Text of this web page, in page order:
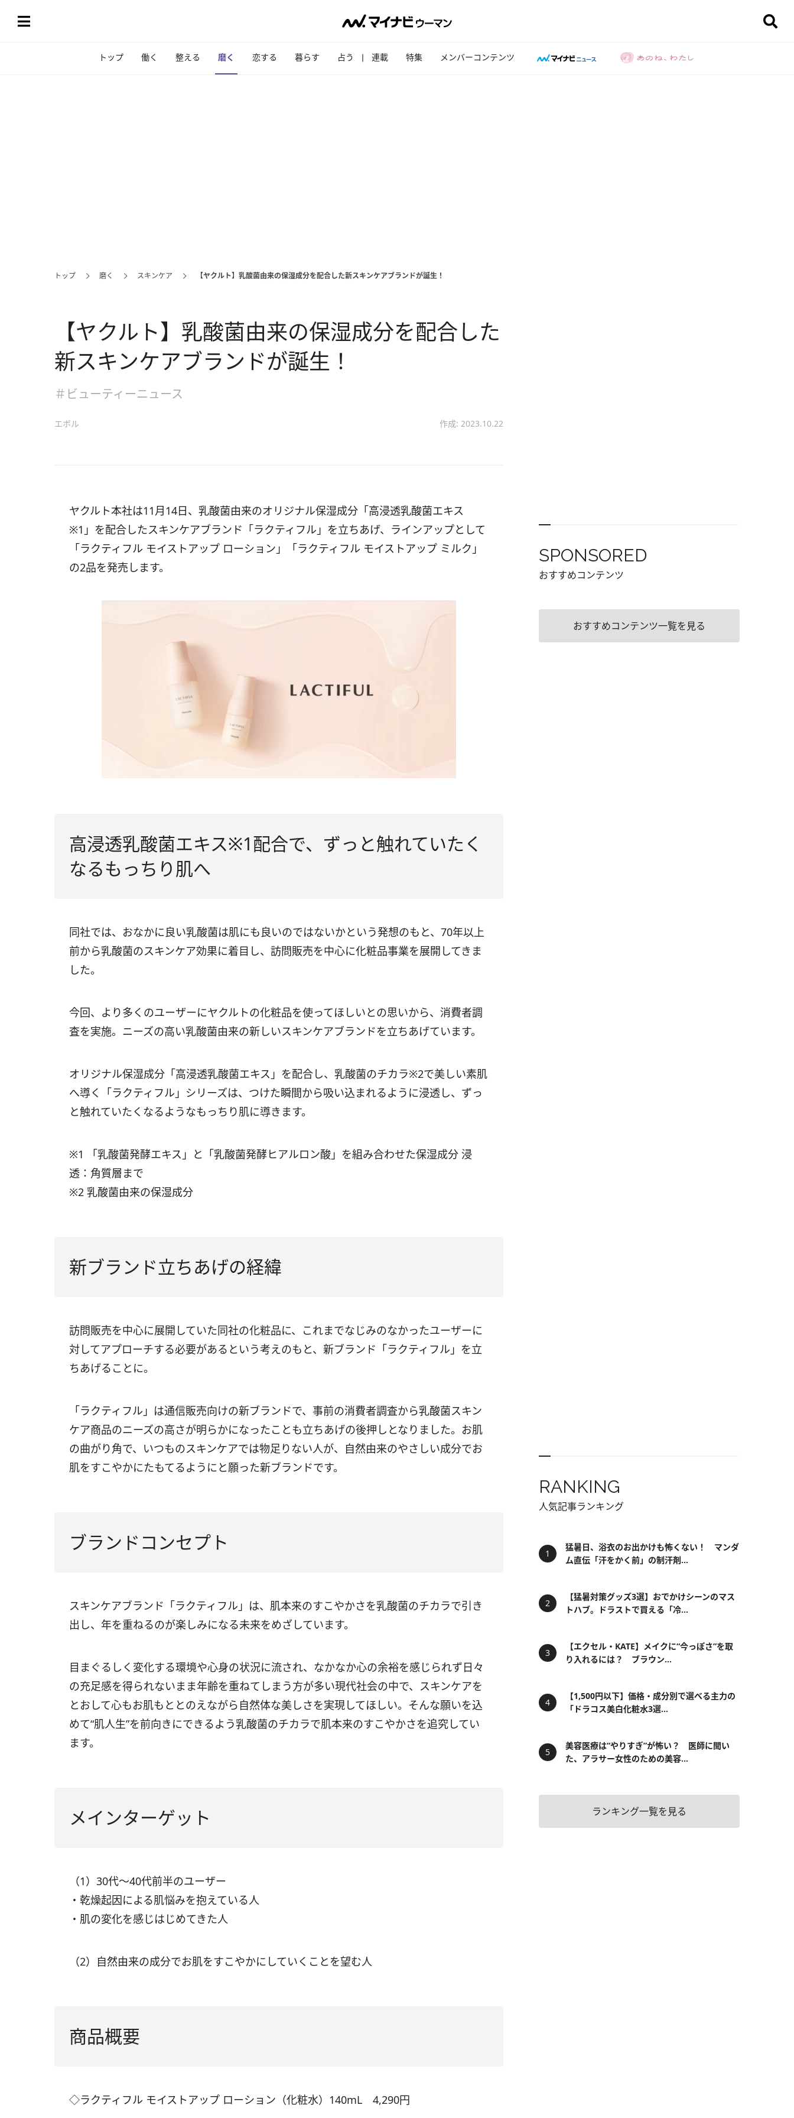
トップ 働く 整える 磨く 恋する 暮らす 占う 連載 特集 メンバーコンテンツ
トップ 磨く スキンケア 【ヤクルト】乳酸菌由来の保湿成分を配合した新スキンケアブランドが誕生！
【ヤクルト】乳酸菌由来の保湿成分を配合した
新スキンケアブランドが誕生！
＃ビューティーニュース
エボル 作成: 2023.10.22
ヤクルト本社は11月14日、乳酸菌由来のオリジナル保湿成分「高浸透乳酸菌エキス
※1」を配合したスキンケアブランド「ラクティフル」を立ちあげ、ラインアップとして
「ラクティフル モイストアップ ローション」「ラクティフル モイストアップ ミルク」
の2品を発売します。
高浸透乳酸菌エキス※1配合で、ずっと触れていたく
なるもっちり肌へ
同社では、おなかに良い乳酸菌は肌にも良いのではないかという発想のもと、70年以上
前から乳酸菌のスキンケア効果に着目し、訪問販売を中心に化粧品事業を展開してきま
した。
今回、より多くのユーザーにヤクルトの化粧品を使ってほしいとの思いから、消費者調
査を実施。ニーズの高い乳酸菌由来の新しいスキンケアブランドを立ちあげています。
オリジナル保湿成分「高浸透乳酸菌エキス」を配合し、乳酸菌のチカラ※2で美しい素肌
へ導く「ラクティフル」シリーズは、つけた瞬間から吸い込まれるように浸透し、ずっ
と触れていたくなるようなもっちり肌に導きます。
※1 「乳酸菌発酵エキス」と「乳酸菌発酵ヒアルロン酸」を組み合わせた保湿成分 浸
透：角質層まで
※2 乳酸菌由来の保湿成分
新ブランド立ちあげの経緯
訪問販売を中心に展開していた同社の化粧品に、これまでなじみのなかったユーザーに
対してアプローチする必要があるという考えのもと、新ブランド「ラクティフル」を立
ちあげることに。
「ラクティフル」は通信販売向けの新ブランドで、事前の消費者調査から乳酸菌スキン
ケア商品のニーズの高さが明らかになったことも立ちあげの後押しとなりました。お肌
の曲がり角で、いつものスキンケアでは物足りない人が、自然由来のやさしい成分でお
肌をすこやかにたもてるようにと願った新ブランドです。
ブランドコンセプト
スキンケアブランド「ラクティフル」は、肌本来のすこやかさを乳酸菌のチカラで引き
出し、年を重ねるのが楽しみになる未来をめざしています。
目まぐるしく変化する環境や心身の状況に流され、なかなか心の余裕を感じられず日々
の充足感を得られないまま年齢を重ねてしまう方が多い現代社会の中で、スキンケアを
とおして心もお肌もととのえながら自然体な美しさを実現してほしい。そんな願いを込
めて“肌人生”を前向きにできるよう乳酸菌のチカラで肌本来のすこやかさを追究してい
ます。
メインターゲット
（1）30代～40代前半のユーザー
・乾燥起因による肌悩みを抱えている人
・肌の変化を感じはじめてきた人
（2）自然由来の成分でお肌をすこやかにしていくことを望む人
商品概要
◇ラクティフル モイストアップ ローション（化粧水）140mL 4,290円
SPONSORED
おすすめコンテンツ
おすすめコンテンツ一覧を見る
RANKING
人気記事ランキング
猛暑日、浴衣のお出かけも怖くない！ マンダ
ム直伝「汗をかく前」の制汗剤...
【猛暑対策グッズ3選】おでかけシーンのマス
トハブ。ドラストで買える「冷...
【エクセル・KATE】メイクに“今っぽさ”を取
り入れるには？ ブラウン...
【1,500円以下】価格・成分別で選べる主力の
「ドラコス美白化粧水3選...
美容医療は“やりすぎ”が怖い？ 医師に聞い
た、アラサー女性のための美容...
ランキング一覧を見る